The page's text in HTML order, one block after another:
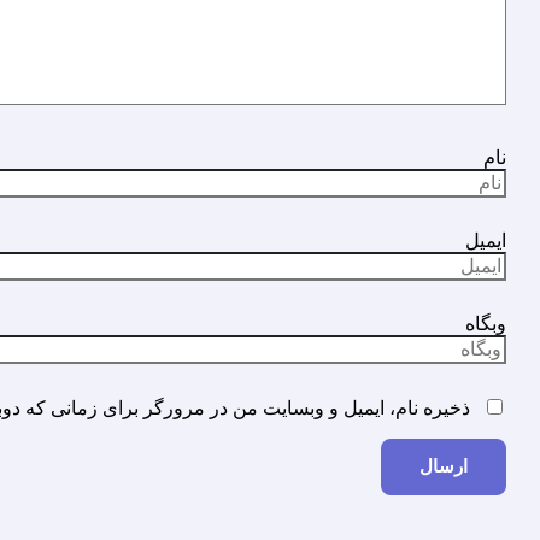
نام
ایمیل
وبگاه
ذخیره نام، ایمیل و وبسایت من در مرورگر برای زمانی که